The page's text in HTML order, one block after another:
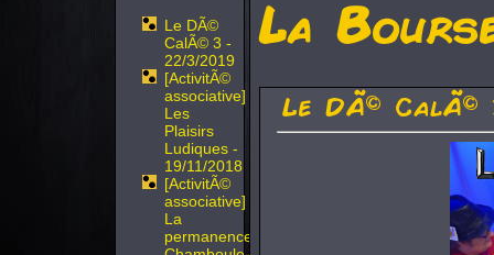
Le DÃ©
CalÃ© 3 -
22/3/2019
[ActivitÃ©
associative]
Les
Plaisirs
Ludiques -
19/11/2018
[ActivitÃ©
associative]
La
permanence
La
Le DÃ© CalÃ©